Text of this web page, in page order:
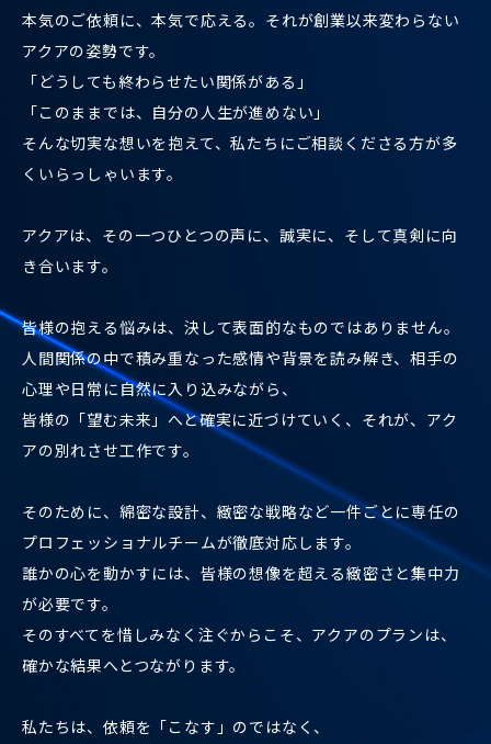
本気のご依頼に、本気で応える。それが創業以来変わらない
アクアの姿勢です。
「どうしても終わらせたい関係がある」
「このままでは、自分の人生が進めない」
そんな切実な想いを抱えて、私たちにご相談くださる方が多
くいらっしゃいます。
アクアは、その一つひとつの声に、誠実に、そして真剣に向
き合います。
皆様の抱える悩みは、決して表面的なものではありません。
人間関係の中で積み重なった感情や背景を読み解き、相手の
心理や日常に自然に入り込みながら、
皆様の「望む未来」へと確実に近づけていく、それが、アク
アの別れさせ工作です。
そのために、綿密な設計、緻密な戦略など一件ごとに専任の
プロフェッショナルチームが徹底対応します。
誰かの心を動かすには、皆様の想像を超える緻密さと集中力
が必要です。
そのすべてを惜しみなく注ぐからこそ、アクアのプランは、
確かな結果へとつながります。
私たちは、依頼を「こなす」のではなく、